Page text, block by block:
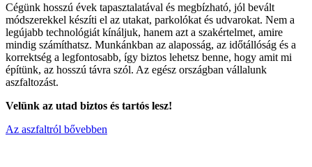
Cégünk hosszú évek tapasztalatával és megbízható, jól bevált
módszerekkel készíti el az utakat, parkolókat és udvarokat. Nem a
legújabb technológiát kínáljuk, hanem azt a szakértelmet, amire
mindig számíthatsz. Munkánkban az alaposság, az időtállóság és a
korrektség a legfontosabb, így biztos lehetsz benne, hogy amit mi
építünk, az hosszú távra szól. Az egész országban vállalunk
aszfaltozást.
Velünk az utad biztos és tartós lesz!
Az aszfaltról bővebben